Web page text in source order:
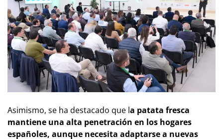
Asimismo, se ha destacado que la patata fresca
mantiene una alta penetración en los hogares
españoles, aunque necesita adaptarse a nuevas